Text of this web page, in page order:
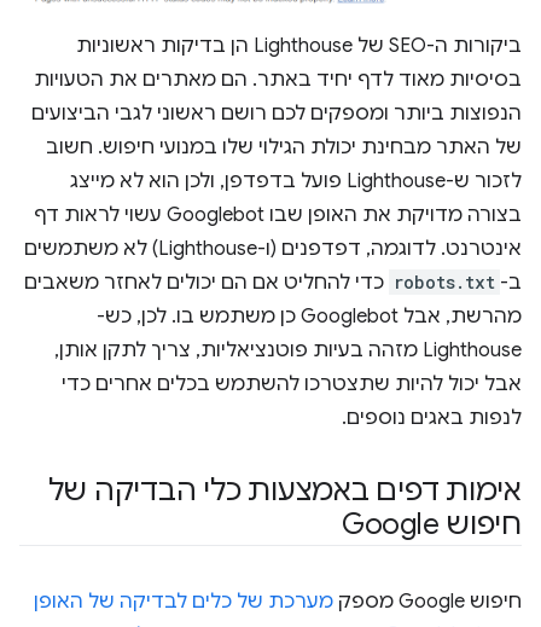
ביקורות ה-SEO של Lighthouse הן בדיקות ראשוניות
בסיסיות מאוד לדף יחיד באתר. הם מאתרים את הטעויות
הנפוצות ביותר ומספקים לכם רושם ראשוני לגבי הביצועים
של האתר מבחינת יכולת הגילוי שלו במנועי חיפוש. חשוב
לזכור ש-Lighthouse פועל בדפדפן, ולכן הוא לא מייצג
בצורה מדויקת את האופן שבו Googlebot עשוי לראות דף
אינטרנט. לדוגמה, דפדפנים (ו-Lighthouse) לא משתמשים
ב- robots.txt כדי להחליט אם הם יכולים לאחזר משאבים
מהרשת, אבל Googlebot כן משתמש בו. לכן, כש-
Lighthouse מזהה בעיות פוטנציאליות, צריך לתקן אותן,
אבל יכול להיות שתצטרכו להשתמש בכלים אחרים כדי
לנפות באגים נוספים.
אימות דפים באמצעות כלי הבדיקה של
חיפוש Google
חיפוש Google מספק
מערכת של כלים לבדיקה של האופן